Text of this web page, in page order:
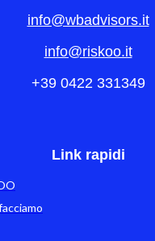
info@wbadvisors.it
info@riskoo.it
+39 0422 331349
Link rapidi